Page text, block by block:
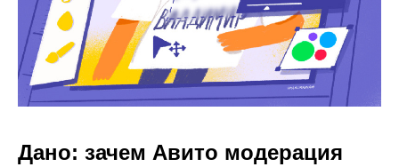
Дано: зачем Авито модерация